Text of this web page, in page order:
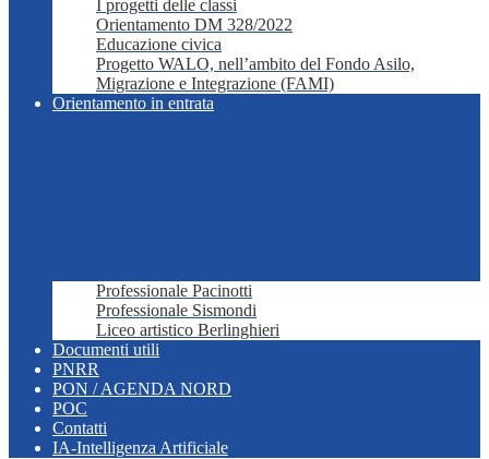
I progetti delle classi
Orientamento DM 328/2022
Educazione civica
Progetto WALO, nell’ambito del Fondo Asilo,
Migrazione e Integrazione (FAMI)
Orientamento in entrata
Professionale Pacinotti
Professionale Sismondi
Liceo artistico Berlinghieri
Documenti utili
PNRR
PON / AGENDA NORD
POC
Contatti
IA-Intelligenza Artificiale